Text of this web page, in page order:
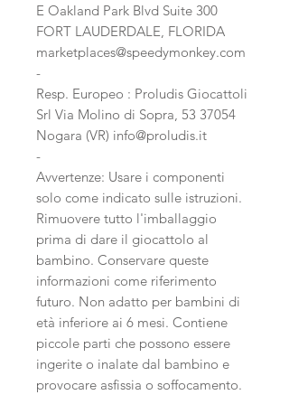
E Oakland Park Blvd Suite 300
FORT LAUDERDALE, FLORIDA
marketplaces@speedymonkey.com
-
Resp. Europeo : Proludis Giocattoli
Srl Via Molino di Sopra, 53 37054
Nogara (VR) info@proludis.it
-
Avvertenze: Usare i componenti
solo come indicato sulle istruzioni.
Rimuovere tutto l'imballaggio
prima di dare il giocattolo al
bambino. Conservare queste
informazioni come riferimento
futuro. Non adatto per bambini di
età inferiore ai 6 mesi. Contiene
piccole parti che possono essere
ingerite o inalate dal bambino e
provocare asfissia o soffocamento.